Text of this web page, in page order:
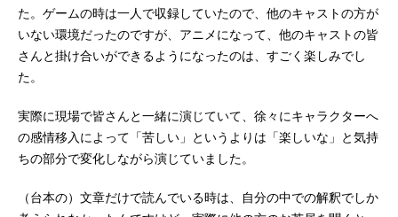
た。ゲームの時は一人で収録していたので、他のキャストの方が
いない環境だったのですが、アニメになって、他のキャストの皆
さんと掛け合いができるようになったのは、すごく楽しみでし
た。
実際に現場で皆さんと一緒に演じていて、徐々にキャラクターへ
の感情移入によって「苦しい」というよりは「楽しいな」と気持
ちの部分で変化しながら演じていました。
（台本の）文章だけで読んでいる時は、自分の中での解釈でしか